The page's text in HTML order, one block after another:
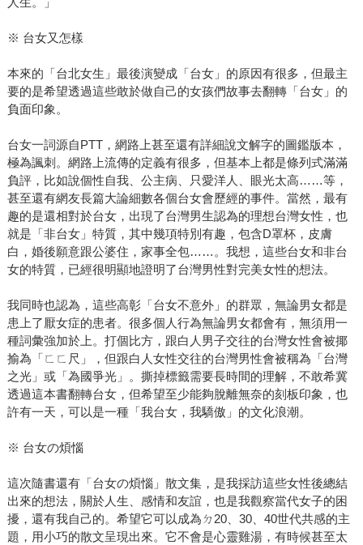
※ 台女又怎樣
本來的「台北女生」最後演變成「台女」的原因有很多，但最主
要的是希望透過這些敢於做自己的女孩們故事去翻轉「台女」的
負面印象。
台女一詞源自PTT，網路上甚至還有詳細說文解字的圖鑑版本，
極為諷刺。網路上流傳的定義有很多，但基本上都是條列式滿滿
負評，比如說個性自我、公主病、只愛洋人、眼光太高……等，
甚至還有網友長篇大論細數各個台女會歷經的事件。當然，最有
趣的是還相對於台女，出現了台灣男生認為的理想台灣女性，也
就是「非台女」特質，其中幾項特別有趣，包含D罩杯，皮膚
白，婚後願意跟公婆住，家事全包……。我想，這些台女和非台
女的特質，已經很明顯地證明了台灣男性對完美女性的想法。
我同時也認為，這些高彰「台女不意外」的群眾，無論男女都是
患上了厭女症的患者。很多個人行為無論男女都會有，無須用一
種詞彙強加於上。打個比方，跟白人男子交往的台灣女性會被揶
揄為「ㄈㄈ尺」，但跟白人女性交往的台灣男性會被稱為「台灣
之光」或「為國爭光」。撕掉標籤需要長時間的理解，不敢希冀
透過這本書翻轉台女，但希望至少能夠脫離無奈的刻板印象，也
許有一天，可以是一種「我台女，我驕傲」的文化浪潮。
※ 台女の煩惱
這次隨書還有「台女の煩惱」散文集，是我採訪這些女性後總結
出來的想法，關於人生、感情和友誼，也是我觀察當代女子的困
擾，還有我自己的。希望它可以成為ㄉ20、30、40世代共感的主
題，用小巧的散文呈現出來。它不會是心靈雞湯，有時候甚至太